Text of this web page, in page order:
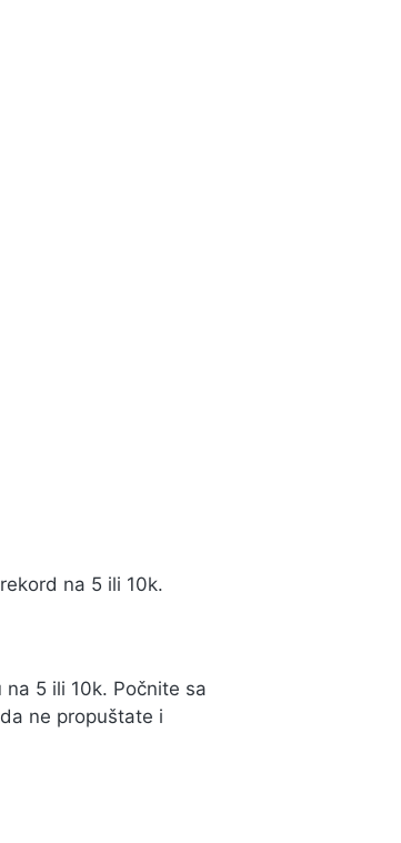
na 5 ili 10k.
5 ili 10k. Počnite sa
ne propuštate i